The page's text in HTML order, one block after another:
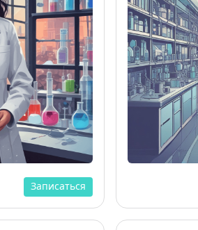
Записаться